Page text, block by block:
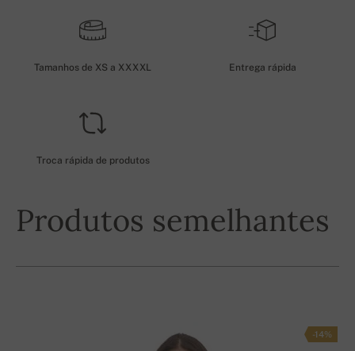
Tamanhos de XS a XXXXL Entrega rápida
Troca rápida de produtos
Produtos semelhantes
-14%